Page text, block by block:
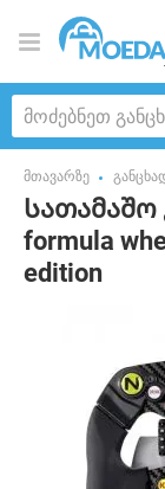
მთავარზე
Სათამაშო
formula
edition